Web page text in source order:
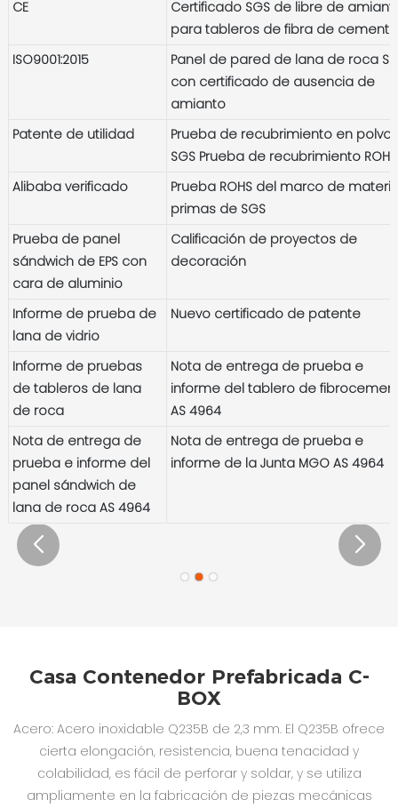
CE
Certificado SGS de libre de
para tableros de fibra de cemento
ISO9001:2015
Panel de pared de lana de roca
con certificado de ausencia de
amianto
Patente de utilidad
Prueba de recubrimiento en polvo
SGS Prueba de recubrimiento ROHS
Alibaba verificado
Prueba ROHS del marco de
primas de SGS
Prueba de panel
sándwich de EPS con
cara de aluminio
Calificación de proyectos de
decoración
Informe de prueba de
lana de vidrio
Nuevo certificado de patente
Informe de pruebas
de tableros de lana
de roca
Nota de entrega de prueba e
informe del tablero de
AS 4964
Nota de entrega de
prueba e informe del
panel sándwich de
lana de roca AS 4964
Nota de entrega de prueba e
informe de la Junta MGO AS 4964
Casa Contenedor Prefabricada C-
BOX
Acero: Acero inoxidable Q235B de 2,3 mm. El Q235B ofrece
cierta elongación, resistencia, buena tenacidad y
colabilidad, es fácil de perforar y soldar, y se utiliza
ampliamente en la fabricación de piezas mecánicas